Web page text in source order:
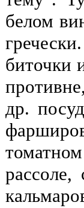
белом
биточки
др.